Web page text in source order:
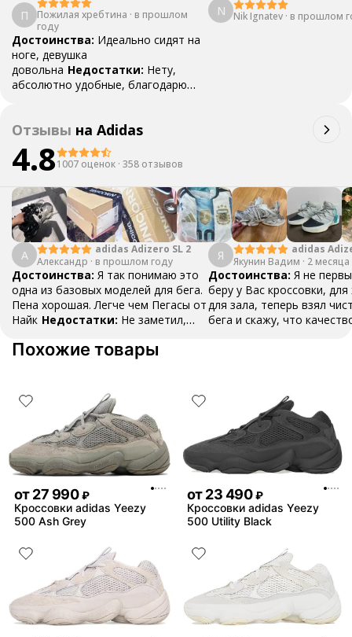
П Пожилая хребтина · в прошлом
году
Достоинства: Идеально сидят на
ноге, девушка
довольна Недостатки: Нету,
абсолютно удобные, благодарю
самые лучшие еще себе присмотрю
N Nik Ignatev · в прошлом
Отзывы на Adidas
4.81007 оценок · 358 отзывов
А
adidas Adizero SL 2
Александр · в прошлом году
Достоинства: Я так понимаю это
одна из базовых моделей для бега.
Пена хорошая. Легче чем Пегасы от
Найк Недостатки: Не заметил,
Тренируюсь две недели, ничего не
Я
adidas
Boston 13
Якунин Вадим · 2
Достоинства: Я не
беру у Вас кроссовки,
для зала, теперь взял
бега и скажу, что
Похожие товары
от27 990 ₽
Кроссовки adidas Yeezy
500 Ash Grey
от23 490 ₽
Кроссовки adidas Yeezy
500 Utility Black